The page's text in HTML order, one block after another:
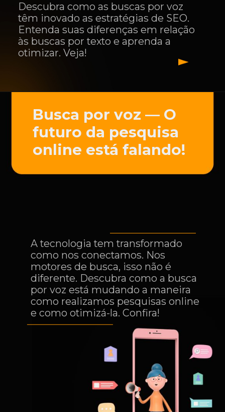
Descubra como as buscas por voz
têm inovado as estratégias de SEO.
Entenda suas diferenças em relação
às buscas por texto e aprenda a
otimizar. Veja!
Busca por voz — O
futuro da pesquisa
online está falando!
A tecnologia tem transformado
como nos conectamos. Nos
motores de busca, isso não é
diferente. Descubra como a busca
por voz está mudando a maneira
como realizamos pesquisas online
e como otimizá-la. Confira!